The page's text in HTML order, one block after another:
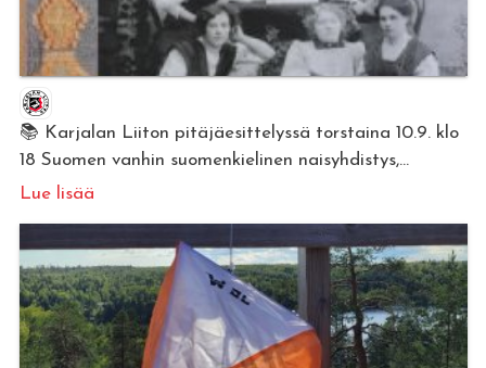
📚 Karjalan Liiton pitäjäesittelyssä torstaina 10.9. klo
18 Suomen vanhin suomenkielinen naisyhdistys,...
Lue lisää